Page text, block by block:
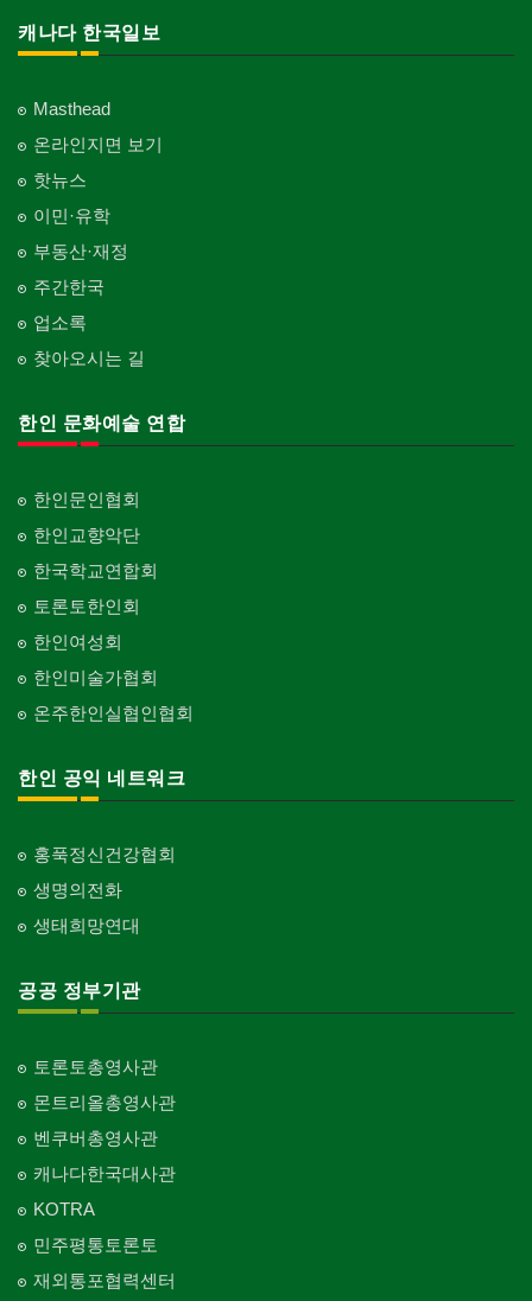
캐나다 한국일보
Masthead
온라인지면 보기
핫뉴스
이민·유학
부동산·재정
주간한국
업소록
찾아오시는 길
한인 문화예술 연합
한인문인협회
한인교향악단
한국학교연합회
토론토한인회
한인여성회
한인미술가협회
온주한인실협인협회
한인 공익 네트워크
홍푹정신건강협회
생명의전화
생태희망연대
공공 정부기관
토론토총영사관
몬트리올총영사관
벤쿠버총영사관
캐나다한국대사관
KOTRA
민주평통토론토
재외통포협력센터